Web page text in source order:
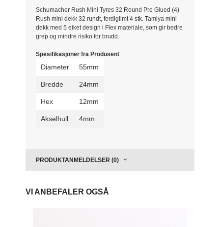
Schumacher Rush Mini Tyres 32 Round Pre Glued (4)
Rush mini dekk 32 rundt, ferdiglimt 4 stk. Tamiya mini
dekk med 5 eiket design i Flex materiale, som gir bedre
grep og mindre risiko for brudd.
Spesifikasjoner fra Produsent
Diameter 55mm
Bredde 24mm
Hex 12mm
Akselhull 4mm
PRODUKTANMELDELSER (0)
VI ANBEFALER OGSÅ